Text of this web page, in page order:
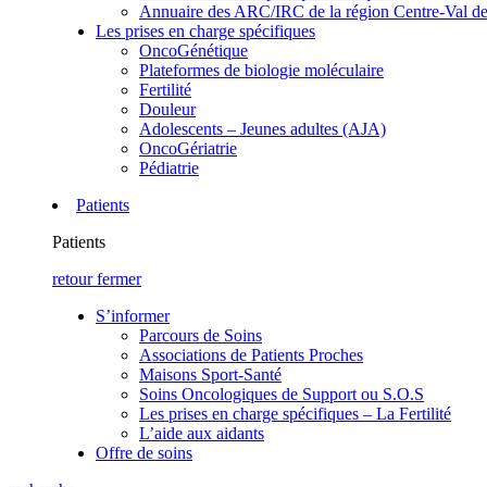
Annuaire des ARC/IRC de la région Centre-Val
Les prises en charge spécifiques
OncoGénétique
Plateformes de biologie moléculaire
Fertilité
Douleur
Adolescents – Jeunes adultes (AJA)
OncoGériatrie
Pédiatrie
Patients
Patients
retour fermer
S’informer
Parcours de Soins
Associations de Patients Proches
Maisons Sport-Santé
Soins Oncologiques de Support ou S.O.S
Les prises en charge spécifiques – La Fertilité
L’aide aux aidants
Offre de soins